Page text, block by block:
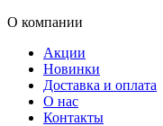
О компании
Акции
Новинки
Доставка и оплата
О нас
Контакты